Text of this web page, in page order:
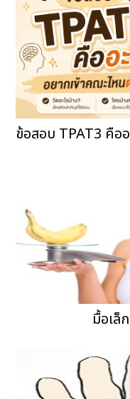
ข้อสอบ TPAT3 คือ
มื้อเล็